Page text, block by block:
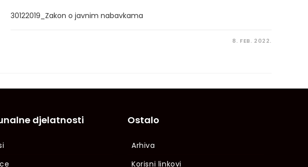
30122019_Zakon o javnim nabavkama
8. FEB. 2022.
djelatnosti Ostalo
Arhiva
Korisni linkovi